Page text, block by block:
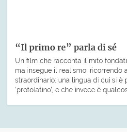
“Il primo re” parla di sé
Un film che racconta il mito
ma insegue il realismo, ricorrendo
straordinario: una lingua di cui si è
‘protolatino’, e che invece è